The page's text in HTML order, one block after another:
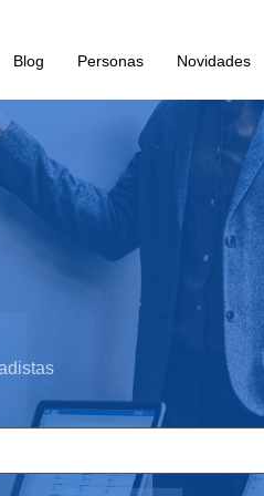
Blog Personas Novidades